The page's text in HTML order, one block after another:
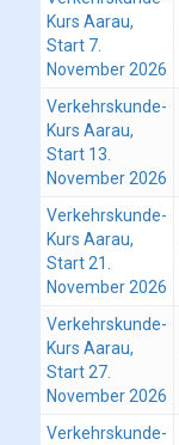
Kurs Aarau,
Start 7.
November 2026
Verkehrskunde-
Kurs Aarau,
Start 13.
November 2026
Verkehrskunde-
Kurs Aarau,
Start 21.
November 2026
Verkehrskunde-
Kurs Aarau,
Start 27.
November 2026
Verkehrskunde-